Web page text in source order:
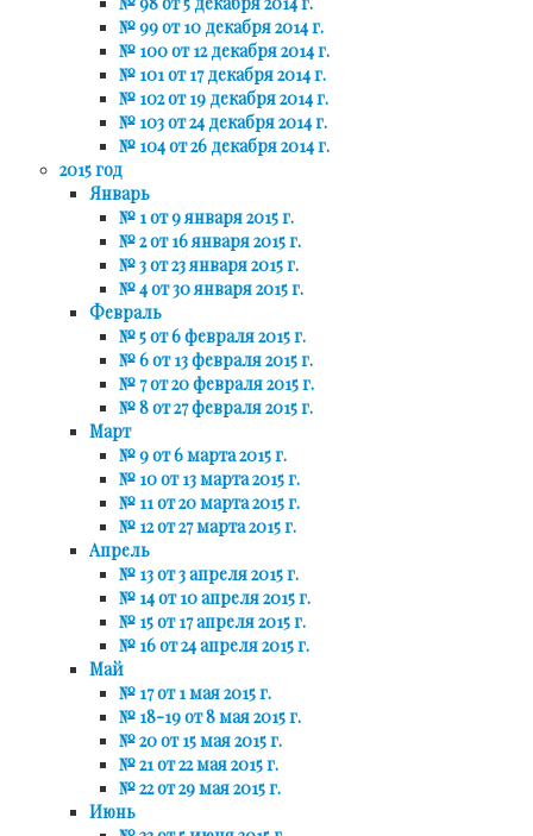
№ 99 от 10 декабря 2014 г.
№ 100 от 12 декабря 2014 г.
№ 101 от 17 декабря 2014 г.
№ 102 от 19 декабря 2014 г.
№ 103 от 24 декабря 2014 г.
№ 104 от 26 декабря 2014 г.
2015 год
Январь
№ 1 от 9 января 2015 г.
№ 2 от 16 января 2015 г.
№ 3 от 23 января 2015 г.
№ 4 от 30 января 2015 г.
Февраль
№ 5 от 6 февраля 2015 г.
№ 6 от 13 февраля 2015 г.
№ 7 от 20 февраля 2015 г.
№ 8 от 27 февраля 2015 г.
Март
№ 9 от 6 марта 2015 г.
№ 10 от 13 марта 2015 г.
№ 11 от 20 марта 2015 г.
№ 12 от 27 марта 2015 г.
Апрель
№ 13 от 3 апреля 2015 г.
№ 14 от 10 апреля 2015 г.
№ 15 от 17 апреля 2015 г.
№ 16 от 24 апреля 2015 г.
Май
№ 17 от 1 мая 2015 г.
№ 18-19 от 8 мая 2015 г.
№ 20 от 15 мая 2015 г.
№ 21 от 22 мая 2015 г.
№ 22 от 29 мая 2015 г.
Июнь